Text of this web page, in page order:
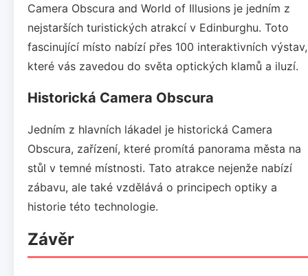
Camera Obscura and World of Illusions je jedním z
nejstarších turistických atrakcí v Edinburghu. Toto
fascinující místo nabízí přes 100 interaktivních výstav,
které vás zavedou do světa optických klamů a iluzí.
Historická Camera Obscura
Jedním z hlavních lákadel je historická Camera
Obscura, zařízení, které promítá panorama města na
stůl v temné místnosti. Tato atrakce nejenže nabízí
zábavu, ale také vzdělává o principech optiky a
historie této technologie.
Závěr